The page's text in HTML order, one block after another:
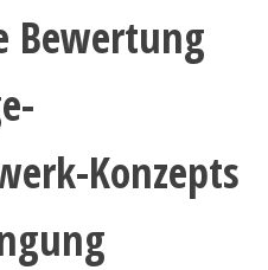
Bewertung
Konzepts